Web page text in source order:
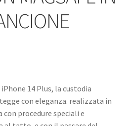
14 Plus, la custodia
con eleganza. realizzata in
procedure speciali e